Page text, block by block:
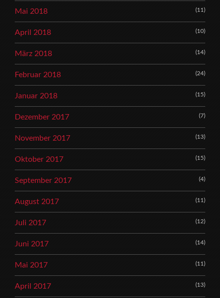
Mai 2018 (11)
April 2018 (10)
März 2018 (14)
Februar 2018 (24)
Januar 2018 (15)
Dezember 2017 (7)
November 2017 (13)
Oktober 2017 (15)
September 2017 (4)
August 2017 (11)
Juli 2017 (12)
Juni 2017 (14)
Mai 2017 (11)
April 2017 (13)